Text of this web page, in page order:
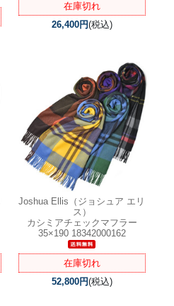
在庫切れ
26,400円(税込)
Joshua Ellis（ジョシュア エリ
ス）
カシミアチェックマフラー
35×190 18342000162
在庫切れ
52,800円(税込)